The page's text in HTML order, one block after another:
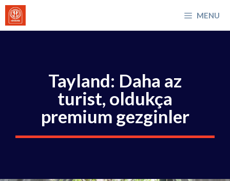
İçeriğe
atla
MENU
Tayland: Daha az
turist, oldukça
premium gezginler